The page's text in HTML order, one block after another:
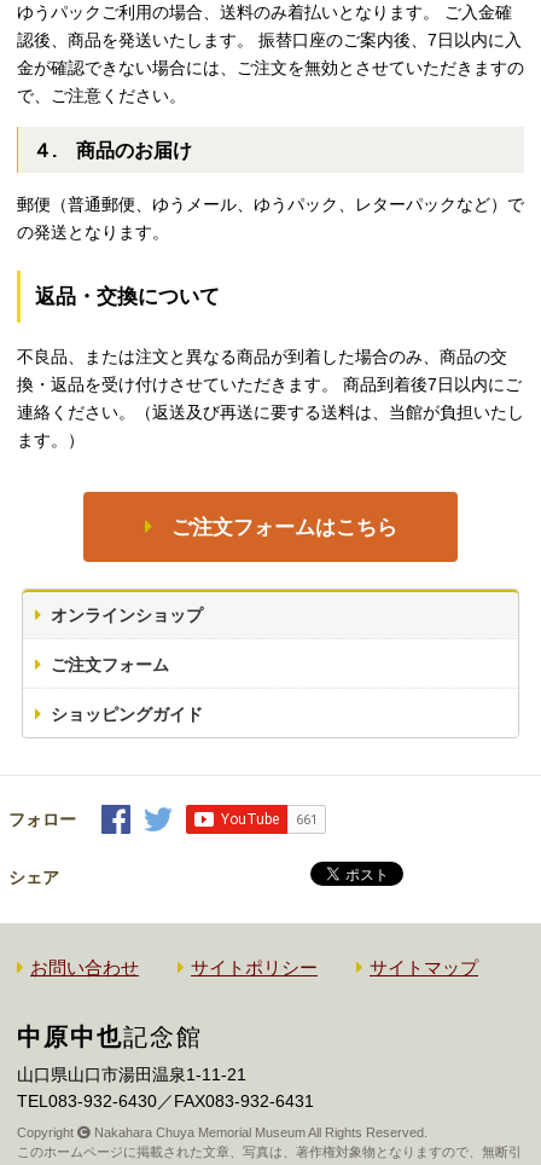
オンラインショップ
ご注文フォーム
ショッピングガイド
ゆうパックご利用の場合、送料のみ着払いとなります。 ご入金確
認後、商品を発送いたします。 振替口座のご案内後、7日以内に入
金が確認できない場合には、ご注文を無効とさせていただきますの
で、ご注意ください。
４. 商品のお届け
郵便（普通郵便、ゆうメール、ゆうパック、レターパックなど）で
の発送となります。
返品・交換について
不良品、または注文と異なる商品が到着した場合のみ、商品の交
換・返品を受け付けさせていただきます。 商品到着後7日以内にご
連絡ください。（返送及び再送に要する送料は、当館が負担いたし
ます。）
ご注文フォームはこちら
フォロー
シェア
お問い合わせ サイトポリシー サイトマップ
中原中也記念館
山口県山口市湯田温泉1-11-21
TEL083-932-6430／FAX083-932-6431
Copyright
Nakahara Chuya Memorial Museum All Rights Reserved.
このホームページに掲載された文章、写真は、著作権対象物となりますので、無断引